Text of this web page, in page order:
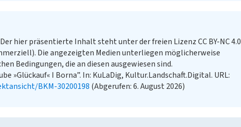
Der hier präsentierte Inhalt steht unter der freien Lizenz CC BY-NC 4.0
Die angezeigten Medien unterliegen möglicherweise
Bedingungen, die an diesen ausgewiesen sind.
»Glückauf« I Borna”. In: KuLaDig, Kultur.Landschaft.Digital. URL:
BKM-30200198 (Abgerufen: 6. August 2026)